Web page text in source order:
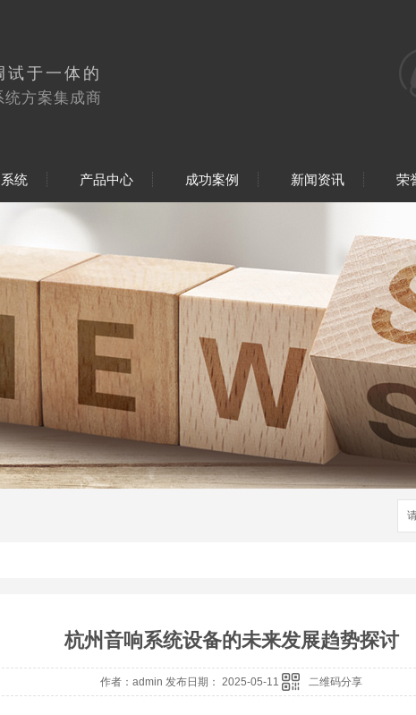
试于一体的
统方案集成商
统 产品中心 成功案例 新闻资讯 荣
杭州音响系统设备的未来发展趋势探讨
作者：admin 发布日期： 2025-05-11 二维码分享